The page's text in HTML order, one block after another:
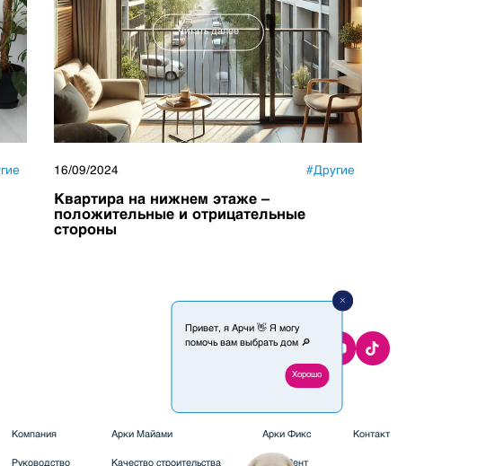
Привет, я Арчи 👋 Я могу
помочь вам выбрать дом 🔎
Xорошо
Читать далее
16/09/2024 #Другие
Квартира на нижнем этаже –
положительные и отрицательные
стороны
Компания
Руководство
Арки Майами
Качество строительства
Арки Фикс
Архи Рент
Контакт